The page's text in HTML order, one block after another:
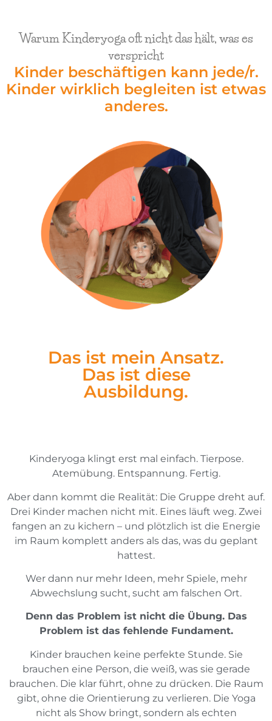
Warum Kinderyoga oft nicht das hält, was es
verspricht
Kinder beschäftigen kann jede/r.
Kinder wirklich begleiten ist etwas
anderes.
Das ist mein Ansatz.
Das ist diese
Ausbildung.
Kinderyoga klingt erst mal einfach. Tierpose.
Atemübung. Entspannung. Fertig.
Aber dann kommt die Realität: Die Gruppe dreht auf.
Drei Kinder machen nicht mit. Eines läuft weg. Zwei
fangen an zu kichern – und plötzlich ist die Energie
im Raum komplett anders als das, was du geplant
hattest.
Wer dann nur mehr Ideen, mehr Spiele, mehr
Abwechslung sucht, sucht am falschen Ort.
Denn das Problem ist nicht die Übung. Das
Problem ist das fehlende Fundament.
Kinder brauchen keine perfekte Stunde. Sie
brauchen eine Person, die weiß, was sie gerade
brauchen. Die klar führt, ohne zu drücken. Die Raum
gibt, ohne die Orientierung zu verlieren. Die Yoga
nicht als Show bringt, sondern als echten